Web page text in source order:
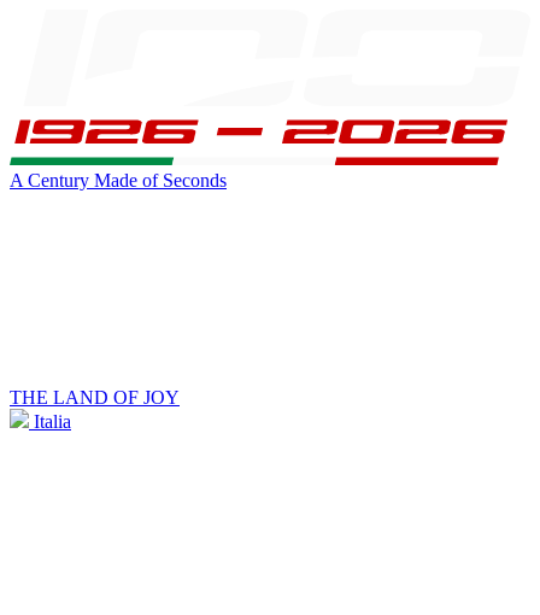
A Century Made of Seconds
THE LAND OF JOY
Italia